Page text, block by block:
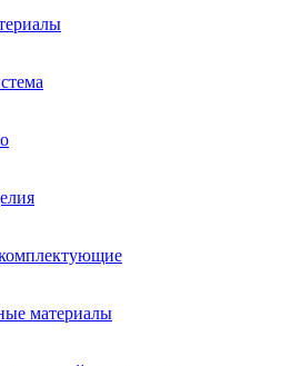
материалы